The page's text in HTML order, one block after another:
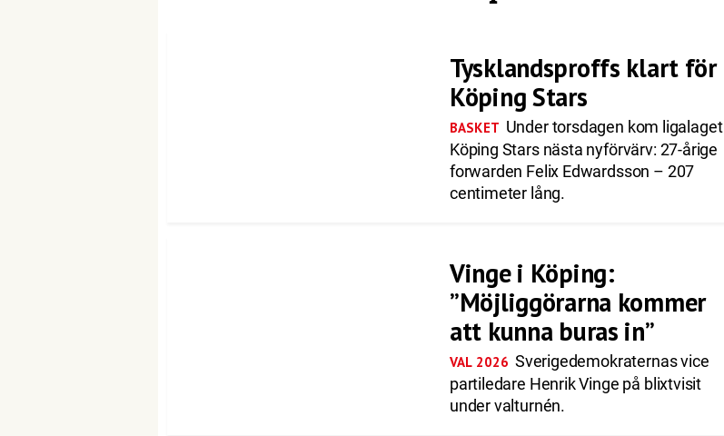
Tysklandsproffs klart för
Köping Stars
BASKET Under torsdagen kom ligalaget
Köping Stars nästa nyförvärv: 27-årige
forwarden Felix Edwardsson – 207
centimeter lång.
Vinge i Köping:
”Möjliggörarna kommer
att kunna buras in”
VAL 2026 Sverigedemokraternas vice
partiledare Henrik Vinge på blixtvisit
under valturnén.